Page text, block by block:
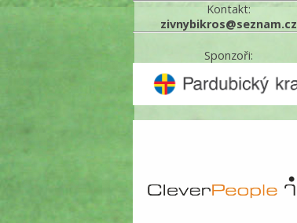
Kontakt:
zivnybikros@seznam.cz
Sponzoři: